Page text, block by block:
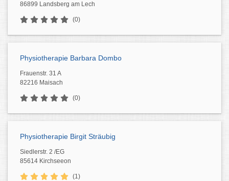
86899 Landsberg am Lech
(0)
Physiotherapie Barbara Dombo
Frauenstr. 31 A
82216 Maisach
(0)
Physiotherapie Birgit Sträubig
Siedlerstr. 2 /EG
85614 Kirchseeon
(1)